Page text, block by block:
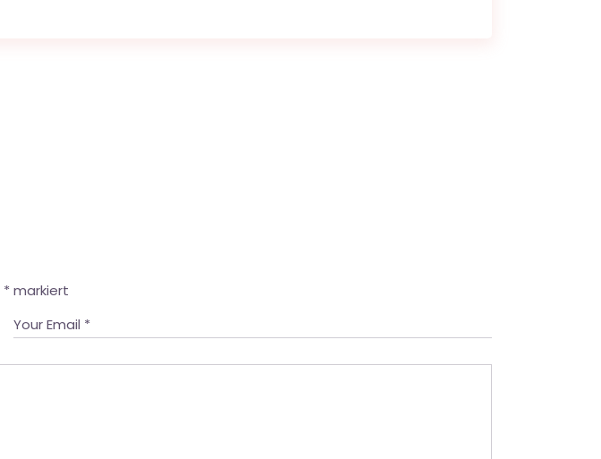
* markiert